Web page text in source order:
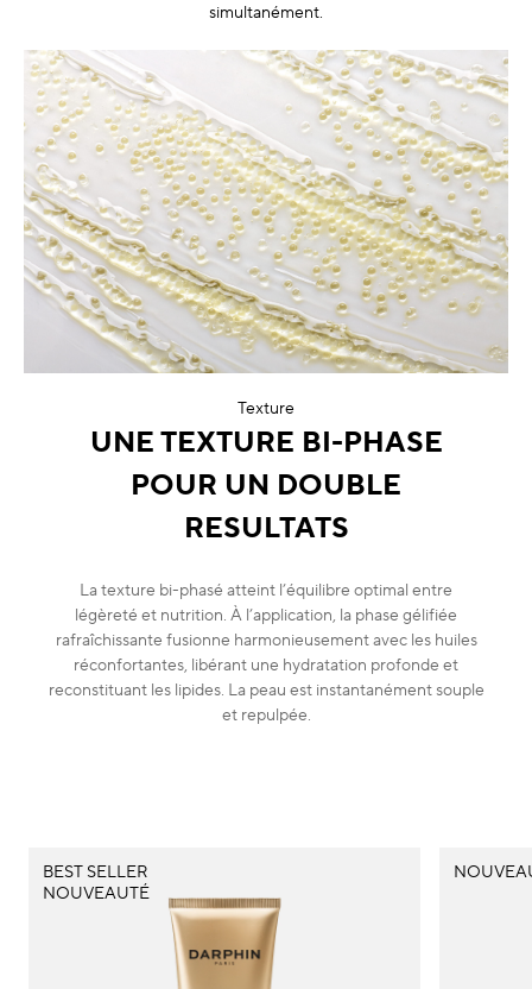
simultanément.
Texture
UNE TEXTURE BI-PHASE
POUR UN DOUBLE
RESULTATS
La texture bi-phasé atteint l’équilibre optimal entre
légèreté et nutrition. À l’application, la phase gélifiée
rafraîchissante fusionne harmonieusement avec les huiles
réconfortantes, libérant une hydratation profonde et
reconstituant les lipides. La peau est instantanément souple
et repulpée.
BEST SELLER
NOUVEAUTÉ